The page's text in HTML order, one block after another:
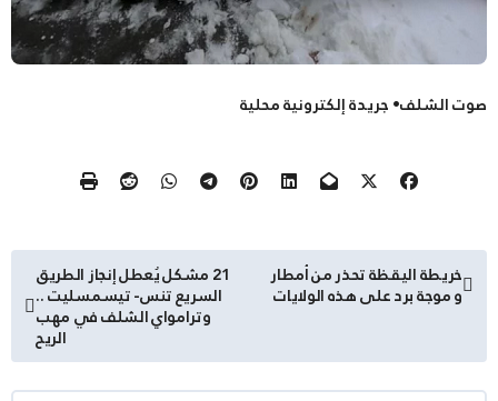
صوت الشلف• جريدة إلكترونية محلية
تصفّح
المقالات
خريطة اليقظة تحذر من أمطار
و موجة برد على هذه الولايات
21 مشكل يُعطل إنجاز الطريق
السريع تنس- تيسمسليت ..
وترامواي الشلف في مهب
الريح